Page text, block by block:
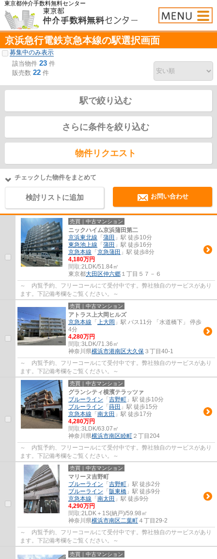
東京都仲介手数料無料センター
京浜急行電鉄京急本線の駅選択画面
募集中のみ表示
該当物件 23 件
販売数 22 件
駅で絞り込む
さらに条件を絞り込む
物件リクエスト
チェックした物件をまとめて
検討リストに追加 お問い合わせ
売買｜中古マンション
ニックハイム京浜蒲田第二
京浜東北線 「 蒲田 」駅 徒歩10分
東急池上線 「 蒲田 」駅 徒歩16分
京急本線 「 京急蒲田 」駅 徒歩8分
4,180万円
間取:2LDK/51.84㎡
東京都大田区仲六郷 １丁目５７－６
～ 内覧予約、フリーコールにて受付中です。弊社独自のサービスがあり
ます。下記備考欄をご覧ください。～
売買｜中古マンション
アトラス上大岡ヒルズ
京急本線 「 上大岡 」駅 バス11分 「水道橋下」 停歩
4分
4,280万円
間取:3LDK/71.36㎡
神奈川県横浜市港南区大久保 ３丁目40-1
～ 内覧予約、フリーコールにて受付中です。弊社独自のサービスがあり
ます。下記備考欄をご覧ください。～
売買｜中古マンション
グランシティ横濱テラッツァ
ブルーライン 「 吉野町 」駅 徒歩10分
ブルーライン 「 蒔田 」駅 徒歩15分
京急本線 「 南太田 」駅 徒歩17分
4,280万円
間取:3LDK/63.07㎡
神奈川県横浜市南区睦町 ２丁目204
～ 内覧予約、フリーコールにて受付中です。弊社独自のサービスがあり
ます。下記備考欄をご覧ください。～
売買｜中古マンション
マリーヌ吉野町
ブルーライン 「 吉野町 」駅 徒歩2分
ブルーライン 「 阪東橋 」駅 徒歩9分
京急本線 「 南太田 」駅 徒歩9分
4,290万円
間取:2LDK＋1S(納戸)/59.98㎡
神奈川県横浜市南区二葉町 ４丁目29-2
～ 内覧予約、フリーコールにて受付中です。弊社独自のサービスがあり
ます。下記備考欄をご覧ください。～
売買｜中古マンション